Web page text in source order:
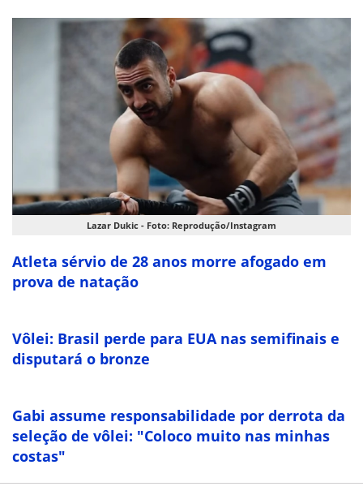
Lazar Dukic - Foto: Reprodução/Instagram
Atleta sérvio de 28 anos morre afogado em
prova de natação
Vôlei: Brasil perde para EUA nas semifinais e
disputará o bronze
Gabi assume responsabilidade por derrota da
seleção de vôlei: "Coloco muito nas minhas
costas"